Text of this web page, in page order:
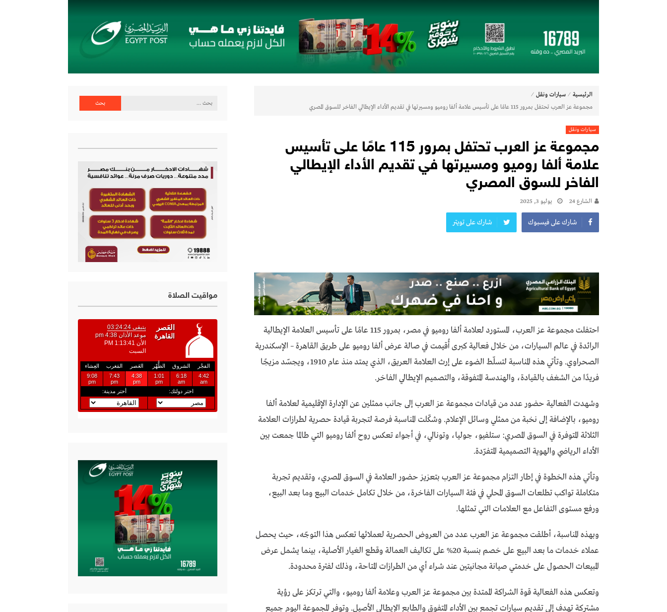
شاماس” يقدّم تجربة مسائية راقية مع قائمة جديدة مستوحاة من النكهات البرازيلية
عُمان تؤكد التزامها بدعم اتفاقيَّة الأُمم المُتَّحدة الإطاريَّة بشأن تغيُّر المناخ
مراسم اربعين ليست كسابقاتها
طلاب الميكاترونيات بالجامعة المصرية الروسية يقدمون 7 مشاريع واعدة
بنك مصر يشارك في فعالية “اليوم العالمي للشباب” ويقدم العديد من العروض المجانية دعمًا للشمول المالي تحت رعاية البنك المركزي المصري
چرمين عامر تنضم إلى منظمة G100 التابعة للرابطة النسائية العالمية All Ladies League عن الإعلام الرقمي والتجارة الإلكترونية
جي بي أوتو تستعد لإطلاق علامة iCAUR في السوق المصرية
الرئيسية ⁄ سيارات ونقل ⁄
مجموعة عز العرب تحتفل بمرور 115 عامًا على تأسيس علامة ألفا روميو ومسيرتها في تقديم الأداء الإيطالي الفاخر للسوق المصري
سيارات ونقل
مجموعة عز العرب تحتفل بمرور 115 عامًا على تأسيس
علامة ألفا روميو ومسيرتها في تقديم الأداء الإيطالي
الفاخر للسوق المصري
الشارع 24 يوليو 3, 2025
شارك على فيسبوك شارك على تويتر
احتفلت مجموعة عز العرب، المستورد لعلامة ألفا روميو في مصر، بمرور 115 عامًا على تأسيس العلامة الإيطالية
الرائدة في عالم السيارات، من خلال فعالية كبرى أُقيمت في صالة عرض ألفا روميو على طريق القاهرة – الإسكندرية
الصحراوي. وتأتي هذه المناسبة لتسلّط الضوء على إرث العلامة العريق، الذي يمتد منذ عام 1910، ويجسّد مزيجًا
فريدًا من الشغف بالقيادة، والهندسة المتفوقة، والتصميم الإيطالي الفاخر.
وشهدت الفعالية حضور عدد من قيادات مجموعة عز العرب إلى جانب ممثلين عن الإدارة الإقليمية لعلامة ألفا
روميو، بالإضافة إلى نخبة من ممثلي وسائل الإعلام. وشكّلت المناسبة فرصة لتجربة قيادة حصرية لطرازات العلامة
الثلاثة المتوفرة في السوق المصري: ستلفيو، جوليا، وتونالي، في أجواء تعكس روح ألفا روميو التي طالما جمعت بين
الأداء الرياضي والهوية التصميمية المتفرّدة.
وتأتي هذه الخطوة في إطار التزام مجموعة عز العرب بتعزيز حضور العلامة في السوق المصري، وتقديم تجربة
متكاملة تواكب تطلعات السوق المحلي في فئة السيارات الفاخرة، من خلال تكامل خدمات البيع وما بعد البيع،
ورفع مستوى التفاعل مع العلامات التي تمثلها.
وبهذه المناسبة، أطلقت مجموعة عز العرب عدد من العروض الحصرية لعملائها تعكس هذا التوجّه، حيث يحصل
عملاء خدمات ما بعد البيع على خصم بنسبة 20% على تكاليف العمالة وقطع الغيار الأصلية، بينما يشمل عرض
المبيعات الحصول على خدمتي صيانة مجانيتين عند شراء أي من الطرازات المتاحة، وذلك لفترة محدودة.
وتعكس هذه الفعالية قوة الشراكة الممتدة بين مجموعة عز العرب وعلامة ألفا روميو، والتي ترتكز على رؤية
مشتركة تهدف إلى تقديم سيارات تجمع بين الأداء المتفوق والطابع الإيطالي الأصيل. وتوفر المجموعة اليوم جميع
البحث
مواقيت الصلاة